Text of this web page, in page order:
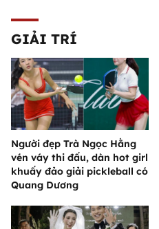
GIẢI TRÍ
Người đẹp Trà Ngọc Hằng
vén váy thi đấu, dàn hot girl
khuấy đảo giải pickleball có
Quang Dương